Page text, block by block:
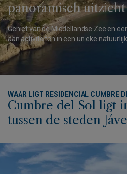
panoramisch uitzicht
Geniet van de Middellandse Zee en
aan activiteiten in een unieke
WAAR LIGT RESIDENCIAL CUMBRE
Cumbre del Sol ligt
tussen de steden